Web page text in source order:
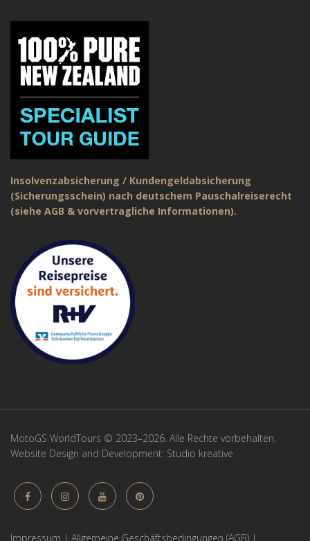
Insolvenzabsicherung / Kundengeldabsicherung
(Sicherungsschein) nach deutschem Pauschalreiserecht
(siehe AGB & vorvertragliche Informationen).
MotoGS WorldTours © 2023–2026. Alle Rechte vorbehalten.
Website Design and Development: Studio kreative
Impressum | Allgemeine Geschäftsbedingungen (AGB) |